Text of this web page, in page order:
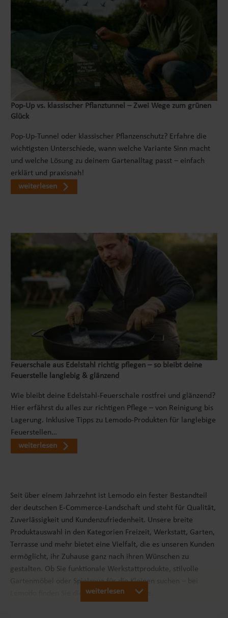
Pop‑Up vs. klassischer Pflanztunnel – Zwei Wege zum grünen
Glück
Pop-Up-Tunnel oder klassischer Pflanzenschutz? Erfahre die
wichtigsten Unterschiede, wann welche Variante Sinn macht
und welche Lösung zu deinem Gartenalltag passt – einfach
erklärt und praxisnah!
weiterlesen
Feuerschale aus Edelstahl richtig pflegen – so bleibt deine
Feuerstelle langlebig & glänzend
Wie bleibt deine Edelstahl-Feuerschale rostfrei und glänzend?
Hier erfährst du alles zur richtigen Pflege – von Reinigung bis
Lagerung. Inklusive Tipps zu Lemodo-Produkten für langlebige
Feuerstellen…
weiterlesen
Seit über einem Jahrzehnt ist Lemodo ein fester Bestandteil
der deutschen E-Commerce-Landschaft und steht für Qualität,
Zuverlässigkeit und Kundenzufriedenheit. Unsere breite
Produktauswahl in den Kategorien Freizeit, Werkstatt, Garten,
Terrasse und mehr bietet eine Vielfalt, die es unseren Kunden
ermöglicht, ihr Zuhause ganz nach ihren Wünschen zu
gestalten. Ob Sie funktionale Werkstattprodukte, stilvolle
Gartenmöbel oder Spielzeug für die Kleinen suchen – bei
Lemodo finden Sie die passenden Produkte.
weiterlesen